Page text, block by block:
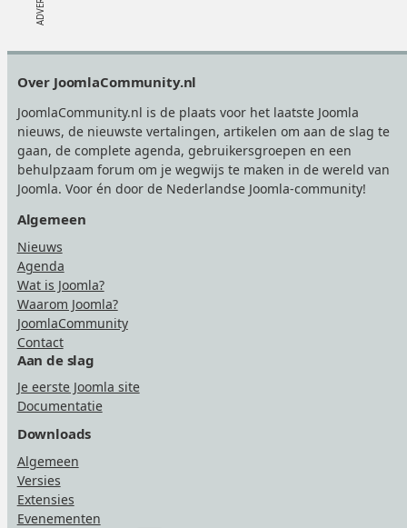
Over JoomlaCommunity.nl
JoomlaCommunity.nl is de plaats voor het laatste Joomla
nieuws, de nieuwste vertalingen, artikelen om aan de slag te
gaan, de complete agenda, gebruikersgroepen en een
behulpzaam forum om je wegwijs te maken in de wereld van
Joomla. Voor én door de Nederlandse Joomla-community!
Algemeen
Nieuws
Agenda
Wat is Joomla?
Waarom Joomla?
JoomlaCommunity
Contact
Aan de slag
Je eerste Joomla site
Documentatie
Downloads
Algemeen
Versies
Extensies
Evenementen